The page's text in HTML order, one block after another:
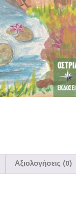
Αξιολογήσεις (0)